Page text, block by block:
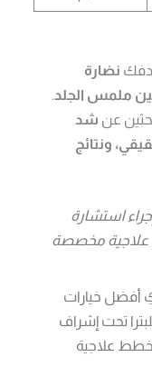
نضارة
ملمس الجلد.
عن شد
ونتائج
استشارة
علاجية مخصصة
أفضل خيارات
تحت إشراف
علاجية